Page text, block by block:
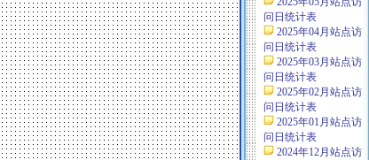
问日统计表
2025年04月站点访
问日统计表
2025年03月站点访
问日统计表
2025年02月站点访
问日统计表
2025年01月站点访
问日统计表
2024年12月站点访